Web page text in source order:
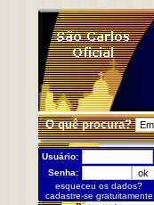
O quê procura?
Usuário:
Senha:
esqueceu os dados?
cadastre-se gratuitamente